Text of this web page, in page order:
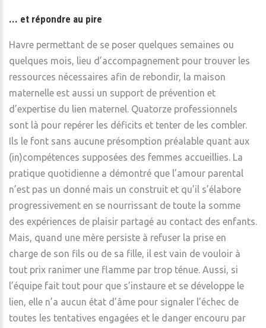
... et répondre au pire
Havre permettant de se poser quelques semaines ou
quelques mois, lieu d’accompagnement pour trouver les
ressources nécessaires afin de rebondir, la maison
maternelle est aussi un support de prévention et
d’expertise du lien maternel. Quatorze professionnels
sont là pour repérer les déficits et tenter de les combler.
Ils le font sans aucune présomption préalable quant aux
(in)compétences supposées des femmes accueillies. La
pratique quotidienne a démontré que l’amour parental
n’est pas un donné mais un construit et qu’il s’élabore
progressivement en se nourrissant de toute la somme
des expériences de plaisir partagé au contact des enfants.
Mais, quand une mère persiste à refuser la prise en
charge de son fils ou de sa fille, il est vain de vouloir à
tout prix ranimer une flamme par trop ténue. Aussi, si
l’équipe fait tout pour que s’instaure et se développe le
lien, elle n’a aucun état d’âme pour signaler l’échec de
toutes les tentatives engagées et le danger encouru par